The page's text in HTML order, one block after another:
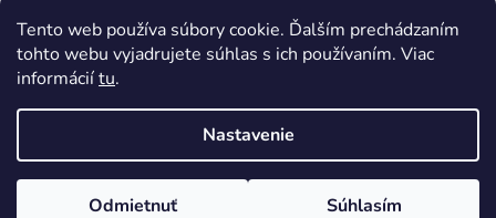
Tento web používa súbory cookie. Ďalším prechádzaním
tohto webu vyjadrujete súhlas s ich používaním. Viac
informáciítu.
Nastavenie
Odmietnuť Súhlasím
PREGLEJKA: Prírodná Krása
PRAVIDLÁ PÁLENIA VONNÝCH SVIEČOK
Vytvoril Shoptet &
Copyright 2026VedasArt . Všetky práva vyhradené.